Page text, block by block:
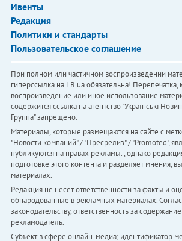
Ивенты
Редакция
Политики и стандарты
Пользовательское соглашение
При полном или частичном воспроизведении
гиперссылка на LB.ua обязательна! Перепечатка,
воспроизведение или иное использование
содержится ссылка на агентство "Українськi
Группа" запрещено.
Материалы, которые размещаются на сайте с
"Новости компаний" / "Пресрелиз" / "Promoted",
публикуются на правах рекламы. , однако
подготовке этого контента и разделяет мнения,
материалах.
Редакция не несет ответственности за факты и
обнародованные в рекламных материалах.
законодательству, ответственность за
рекламодатель.
Субъект в сфере онлайн-медиа; идентификатор